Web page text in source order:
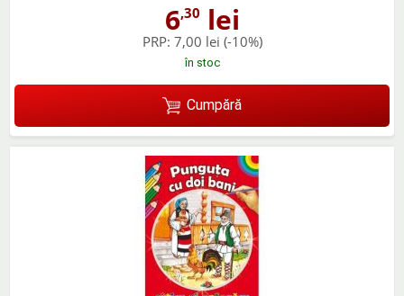
6,30 lei
PRP: 7,00 lei (-10%)
în stoc
Cumpără